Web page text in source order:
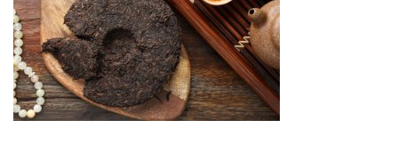
may-
loai-
23